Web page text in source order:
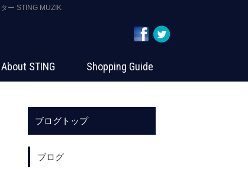
ー STING MUZIK
About STING Shopping Guide
ブログトップ
ブログ